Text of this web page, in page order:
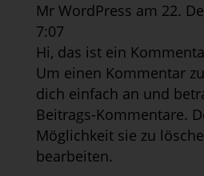
Mr WordPress am 22.
7:07
Hi, das ist ein
Um einen Kommentar
dich einfach an und
Beitrags-Kommentare.
Möglichkeit sie zu
bearbeiten.